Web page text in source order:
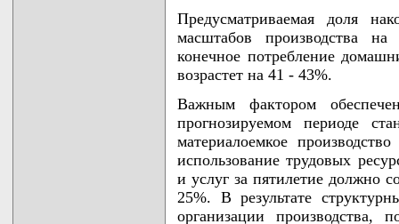
Предусматриваемая доля
масштабов производства
конечное потребление
возрастет на 41 - 43%.
Важным фактором
прогнозируемом периоде
материалоемкое
использование трудовых
и услуг за пятилетие должно
25%. В результате
организации